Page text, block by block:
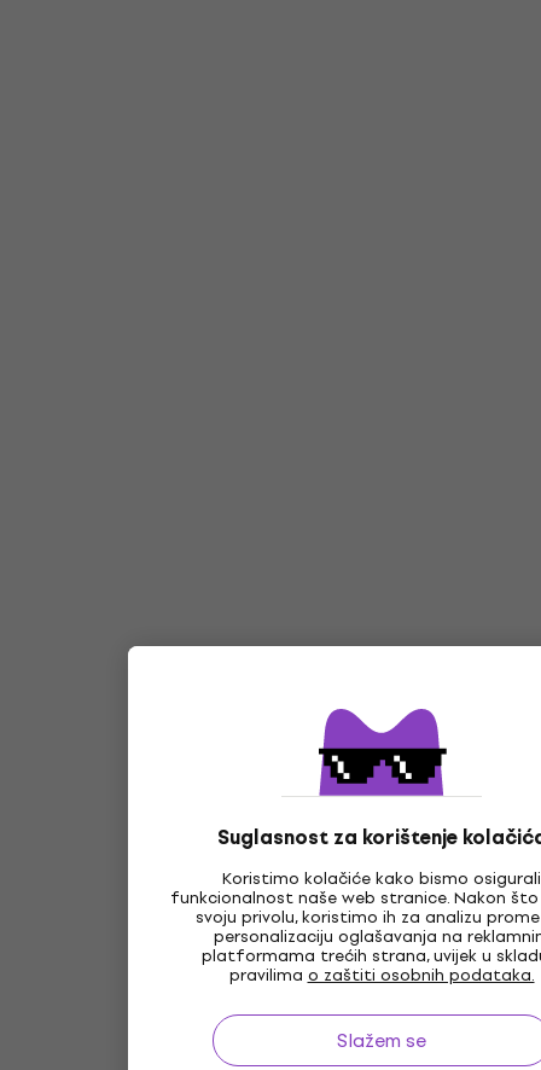
Suglasnost za korištenje
Koristimo kolačiće kako bismo osigurali
funkcionalnost naše web stranice. Nakon
svoju privolu, koristimo ih za analizu
personalizaciju oglašavanja na
platformama trećih strana, uvijek u
pravilima o zaštiti osobnih podataka.
Slažem se